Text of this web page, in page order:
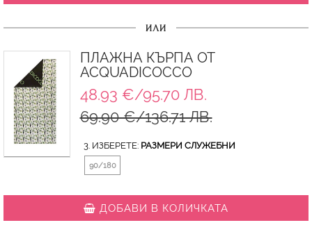
ИЛИ
ПЛАЖНА КЪРПА ОТ
ACQUADICOCCO
48.93 €/95.70 ЛВ.
69.90 €/136.71 ЛВ.
3. ИЗБЕРЕТЕ: РАЗМЕРИ СЛУЖЕБНИ
90/180
ДОБАВИ В КОЛИЧКАТА